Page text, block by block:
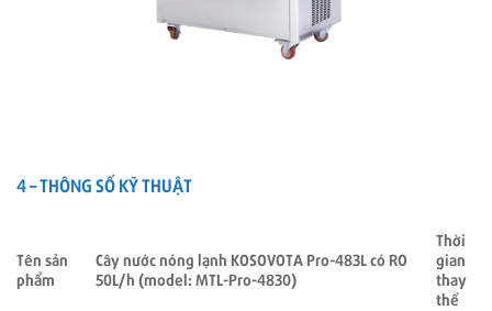
4 – THÔNG SỐ KỸ THUẬT
Tên sản
phẩm
Cây nước nóng lạnh KOSOVOTA Pro-483L có RO
50L/h (model: MTL-Pro-4830)
Thời
gian
thay
thế